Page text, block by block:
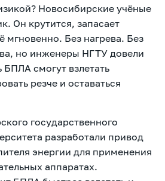
Новосибирские учёные
Он крутится, запасает
мгновенно. Без нагрева. Без
но инженеры НГТУ довели
смогут взлетать
резче и оставаться
государственного
разработали привод
энергии для применения
аппаратах.